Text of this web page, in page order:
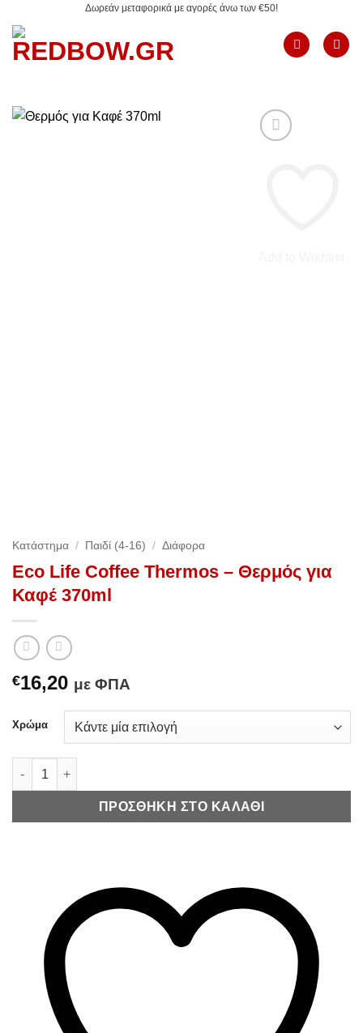
στο
περιεχόμενο
Δωρεάν μεταφορικά με αγορές άνω των €50!
Κατάστημα / Παιδί (4-16) / Διάφορα
Eco Life Coffee Thermos – Θερμός για
Καφέ 370ml
€16,20 με ΦΠΑ
Χρώμα
Eco Life Coffee Thermos – Θερμός για Καφέ 370ml ποσότητα
ΠΡΟΣΘΉΚΗ ΣΤΟ ΚΑΛΆΘΙ